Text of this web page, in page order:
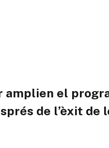
amplien el
de l’èxit de